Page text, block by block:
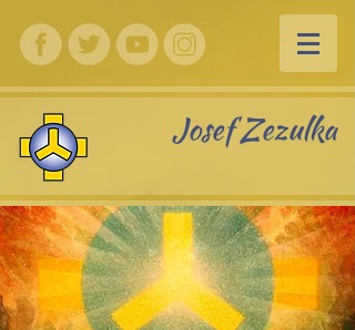
Josef Zezulka